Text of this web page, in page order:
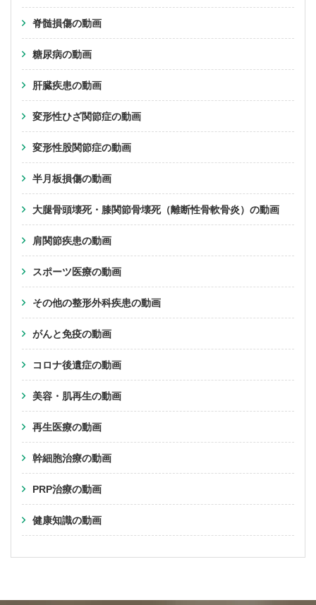
脊髄損傷の動画
糖尿病の動画
肝臓疾患の動画
変形性ひざ関節症の動画
変形性股関節症の動画
半月板損傷の動画
大腿骨頭壊死・膝関節骨壊死（離断性骨軟骨炎）の動画
肩関節疾患の動画
スポーツ医療の動画
その他の整形外科疾患の動画
がんと免疫の動画
コロナ後遺症の動画
美容・肌再生の動画
再生医療の動画
幹細胞治療の動画
PRP治療の動画
健康知識の動画